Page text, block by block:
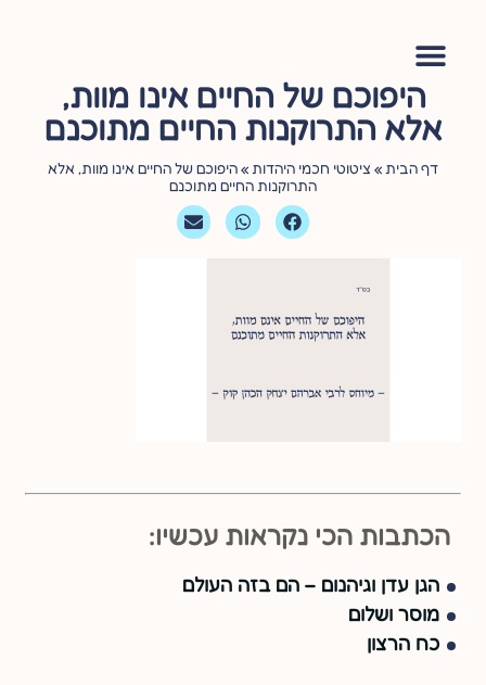
היפוכם של החיים אינו מוות,
אלא התרוקנות החיים מתוכנם
דף הבית » ציטוטי חכמי היהדות »היפוכם של החיים אינו מוות, אלא
התרוקנות החיים מתוכנם
הכתבות הכי נקראות עכשיו:
הגן עדן וגיהנום – הם בזה העולם
מוסר ושלום
כח הרצון